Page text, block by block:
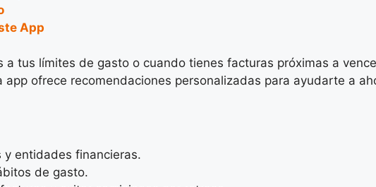
App
tus límites de gasto o cuando tienes facturas próximas a
ofrece recomendaciones personalizadas para ayudarte a
y entidades financieras.
de gasto.